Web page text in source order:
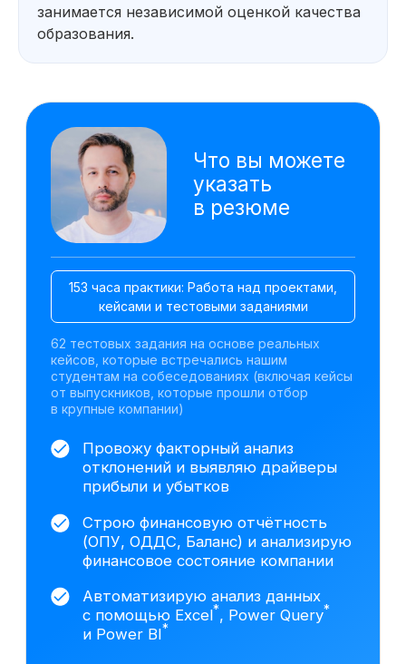
занимается независимой оценкой качества
образования.
На основе исследования 4000 вакансий hh.ru
мы выделяем наиболее важные навыки,
которым клиенты обучаются на курсе
Power BI
Google Sheets
Excel
AW BI
VBA
Алиса AI
Претендуйте на
вакансии финансовых
аналитиков после
курса
По данным hh.ru,
за последний месяц открыто
более 4 000 вакансий в сфере
Junior— 1–2 года
от 300 000 ₽
Финансовый аналитик
от 200 000 ₽
Финансовый аналитик
на аутсорсинге*
от 150 000 ₽
Екатеринбург